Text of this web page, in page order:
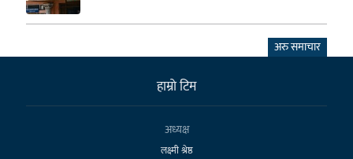
अरु समाचार
हाम्राे टिम
अध्यक्ष
लक्ष्मी श्रेष्ठ